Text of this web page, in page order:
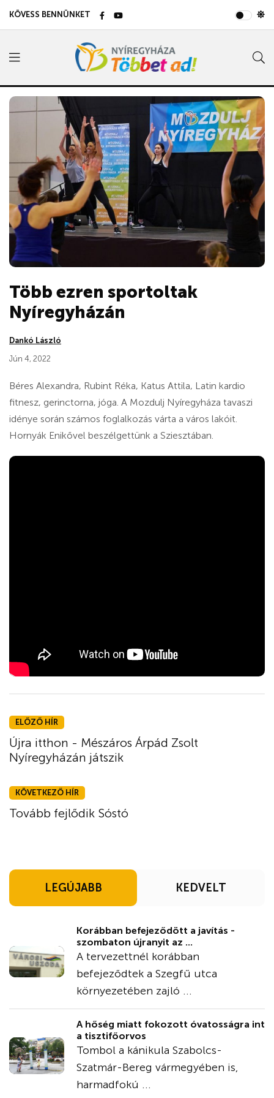
KÖVESS BENNÜNKET
Több ezren sportoltak
Nyíregyházán
Dankó László
Jún 4, 2022
Béres Alexandra, Rubint Réka, Katus Attila, Latin kardio
fitnesz, gerinctorna, jóga. A Mozdulj Nyíregyháza tavaszi
idénye során számos foglalkozás várta a város lakóit.
Hornyák Enikővel beszélgettünk a Sziesztában.
ELŐZŐ HÍR
Újra itthon - Mészáros Árpád Zsolt
Nyíregyházán játszik
KÖVETKEZŐ HÍR
Tovább fejlődik Sóstó
LEGÚJABB KEDVELT
Korábban befejeződött a javítás -
szombaton újranyit az ...
A tervezettnél korábban
befejeződtek a Szegfű utca
környezetében zajló ...
A hőség miatt fokozott óvatosságra int
a tisztifőorvos
Tombol a kánikula Szabolcs-
Szatmár-Bereg vármegyében is,
harmadfokú ...